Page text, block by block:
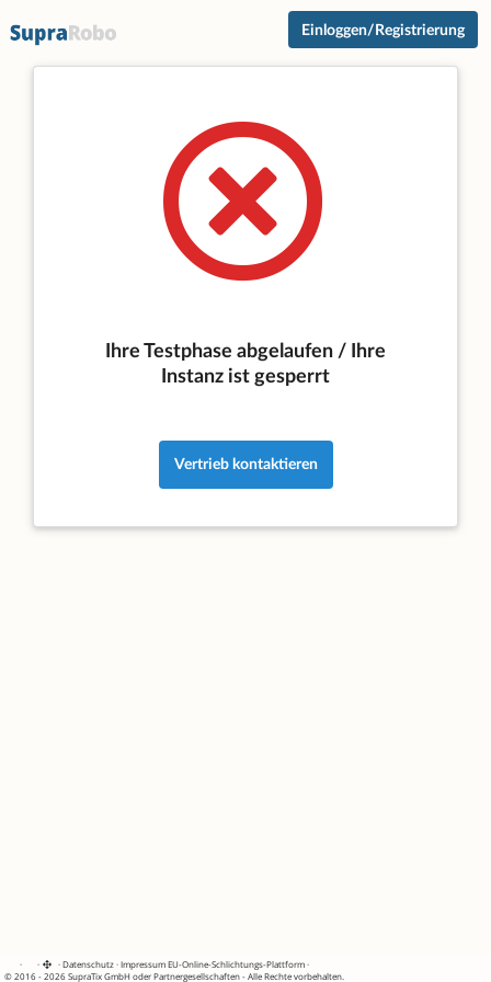
Einloggen/Registrierung
Ihre Testphase abgelaufen / Ihre
Instanz ist gesperrt
Vertrieb kontaktieren
· · ·Datenschutz·Impressum EU-Online-Schlichtungs-Plattform·
© 2016 - 2026 SupraTix GmbH oder Partnergesellschaften - Alle Rechte vorbehalten.